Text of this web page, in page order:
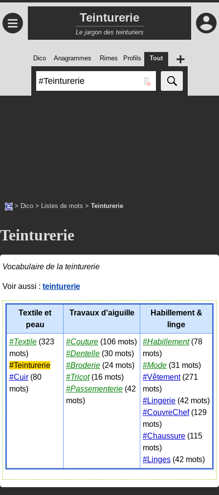
≡ Teinturerie
Le jargon des teinturiers
Dico Anagrammes Rimes Profils Tout +
> Dico > Listes de mots > Teinturerie
Teinturerie
Vocabulaire de la teinturerie
Voir aussi : teinturerie
Textile et
peau
Travaux d'aiguille
Habillement &
linge
#Textile (323
mots)
#Teinturerie
#Cuir (80
mots)
#Couture (106 mots)
#Dentelle (30 mots)
#Broderie (24 mots)
#Tricot(16 mots)
#Passementerie (42
mots)
#Habillement(78
mots)
#Mode (31 mots)
#Vêtement(271
mots)
#Lingerie (42 mots)
#CouvreChef(129
mots)
#Chaussure (115
mots)
#Linges (42 mots)